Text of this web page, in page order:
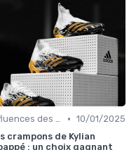
Influences des Joueurs Professionnels • 10/01/2025
crampons de Kylian
: un choix gagnant